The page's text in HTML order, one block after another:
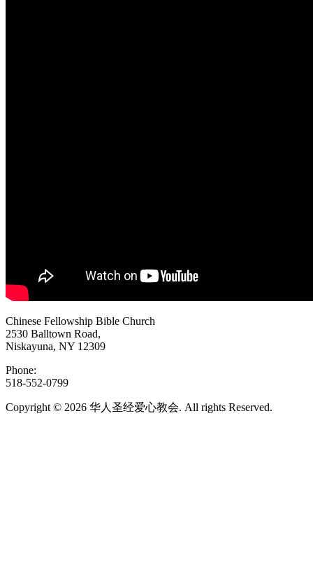
Chinese Fellowship Bible Church
2530 Balltown Road,
Niskayuna, NY 12309
Phone:
518-552-0799
Copyright © 2026 华人圣经爱心教会. All rights Reserved.